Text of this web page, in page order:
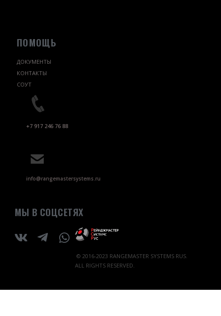
ПОМОЩЬ
ДОКУМЕНТЫ
КОНТАКТЫ
СОУТ
+7 917 246 76 88
info@rangemastersystems.ru
МЫ В СОЦСЕТЯХ
© 2016-2023 RANGEMASTER SYSTEMS RUS.
ALL RIGHTS RESERVED.